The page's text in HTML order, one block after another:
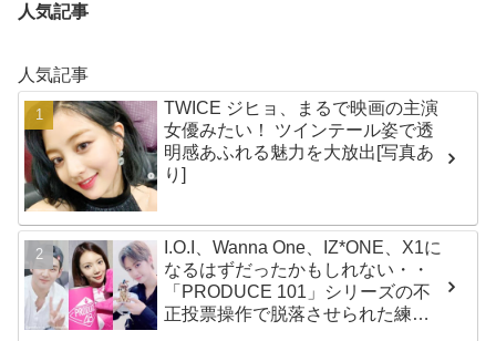
人気記事
人気記事
TWICE ジヒョ、まるで映画の主演
女優みたい！ ツインテール姿で透
明感あふれる魅力を大放出[写真あ
り]
I.O.I、Wanna One、IZ*ONE、X1に
なるはずだったかもしれない・・
「PRODUCE 101」シリーズの不
正投票操作で脱落させられた練習